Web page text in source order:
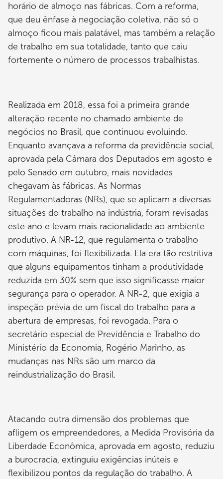
horário de almoço nas fábricas. Com a reforma,
que deu ênfase à negociação coletiva, não só o
almoço ficou mais palatável, mas também a relação
de trabalho em sua totalidade, tanto que caiu
fortemente o número de processos trabalhistas.
Realizada em 2018, essa foi a primeira grande
alteração recente no chamado ambiente de
negócios no Brasil, que continuou evoluindo.
Enquanto avançava a reforma da previdência social,
aprovada pela Câmara dos Deputados em agosto e
pelo Senado em outubro, mais novidades
chegavam às fábricas. As Normas
Regulamentadoras (NRs), que se aplicam a diversas
situações do trabalho na indústria, foram revisadas
este ano e levam mais racionalidade ao ambiente
produtivo. A NR-12, que regulamenta o trabalho
com máquinas, foi flexibilizada. Ela era tão restritiva
que alguns equipamentos tinham a produtividade
reduzida em 30% sem que isso significasse maior
segurança para o operador. A NR-2, que exigia a
inspeção prévia de um fiscal do trabalho para a
abertura de empresas, foi revogada. Para o
secretário especial de Previdência e Trabalho do
Ministério da Economia, Rogério Marinho, as
mudanças nas NRs são um marco da
reindustrialização do Brasil.
Atacando outra dimensão dos problemas que
afligem os empreendedores, a Medida Provisória da
Liberdade Econômica, aprovada em agosto, reduziu
a burocracia, extinguiu exigências inúteis e
flexibilizou pontos da regulação do trabalho. A